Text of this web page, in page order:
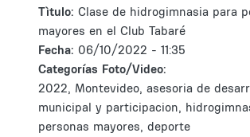
Tìtulo: Clase de hidrogimnasia para
mayores en el Club Tabaré
Fecha: 06/10/2022 - 11:35
Categorías Foto/Video:
2022, Montevideo, asesoria de
municipal y participacion,
personas mayores, deporte